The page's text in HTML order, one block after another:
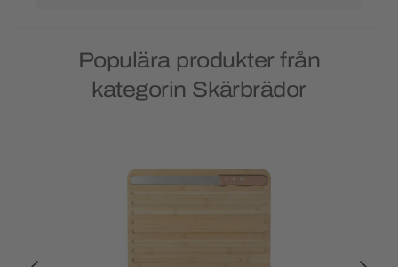
Populära produkter från
kategorin Skärbrädor